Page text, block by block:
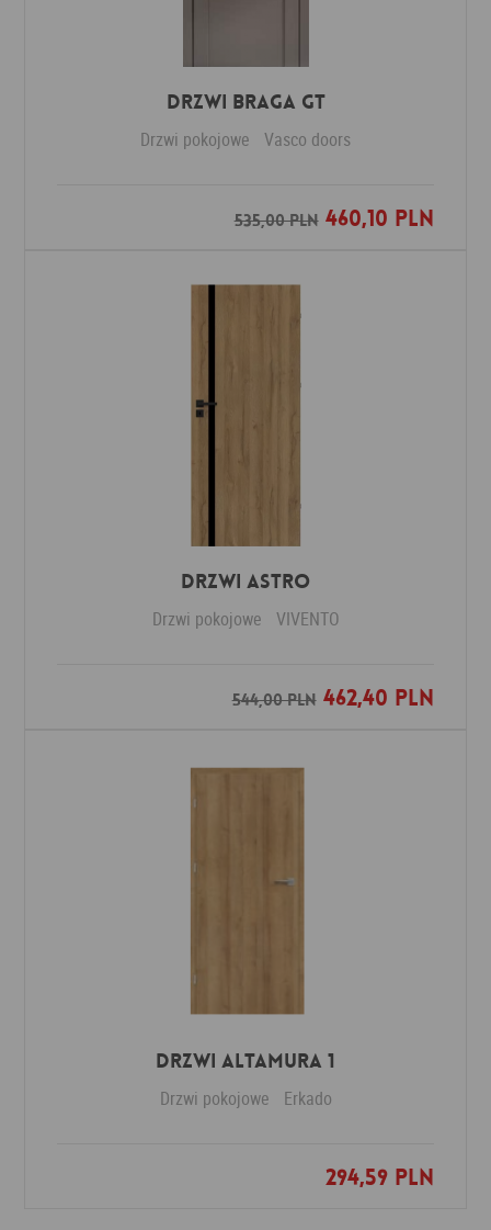
Drzwi Braga GT
Drzwi pokojowe Vasco doors
535,00 PLN460,10 PLN
Dodaj do ulubionych
Drzwi ASTRO
Drzwi pokojowe VIVENTO
544,00 PLN462,40 PLN
Dodaj do ulubionych
Drzwi Altamura 1
Drzwi pokojowe Erkado
294,59 PLN
Dodaj do ulubionych